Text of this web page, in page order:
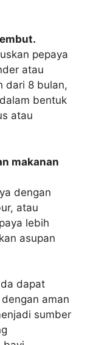
pepaya
atau
dari 8 bulan,
bentuk
atau
makanan
dengan
atau
lebih
asupan
dapat
aman
sumber